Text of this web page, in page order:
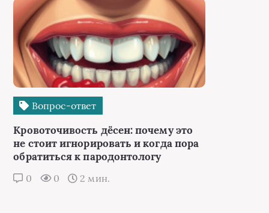
Вопрос-ответ
Кровоточивость дёсен: почему это
не стоит игнорировать и когда пора
обратиться к пародонтологу
0 0 2 мин.